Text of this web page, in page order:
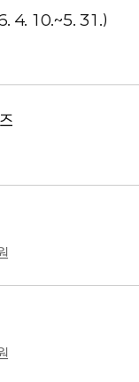
4. 10.~5. 31.)